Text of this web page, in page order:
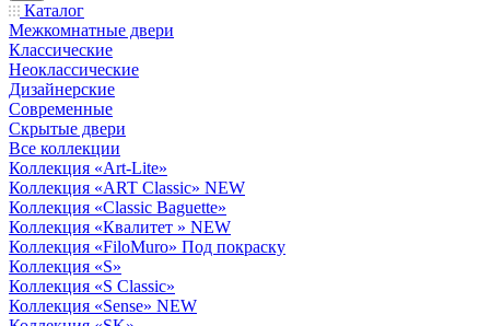
Каталог
Межкомнатные двери
Классические
Неоклассические
Дизайнерские
Современные
Скрытые двери
Все коллекции
Коллекция «Art-Lite»
Коллекция «ART Classic» NEW
Коллекция «Classic Baguette»
Коллекция «Квалитет » NEW
Коллекция «FiloMuro» Под покраску
Коллекция «S»
Коллекция «S Classic»
Коллекция «Sense» NEW